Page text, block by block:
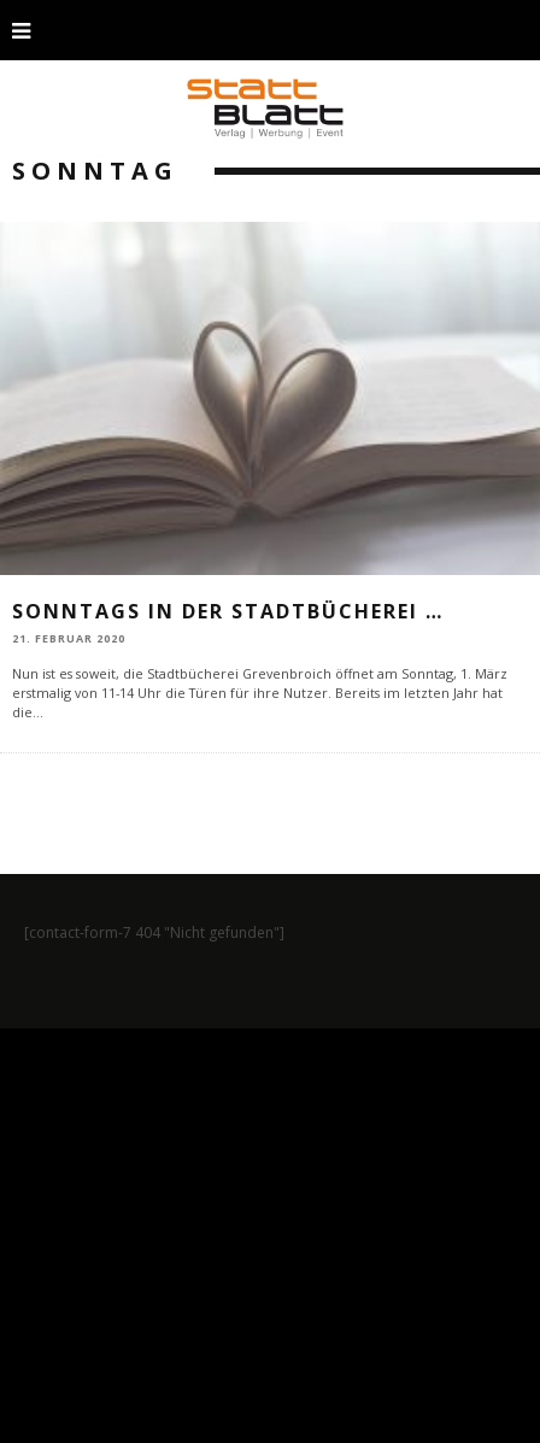
SONNTAG
SONNTAGS IN DER STADTBÜCHEREI …
21. FEBRUAR 2020
Nun ist es soweit, die Stadtbücherei Grevenbroich öffnet am Sonntag, 1. März
erstmalig von 11-14 Uhr die Türen für ihre Nutzer. Bereits im letzten Jahr hat
die...
[contact-form-7 404 "Nicht gefunden"]